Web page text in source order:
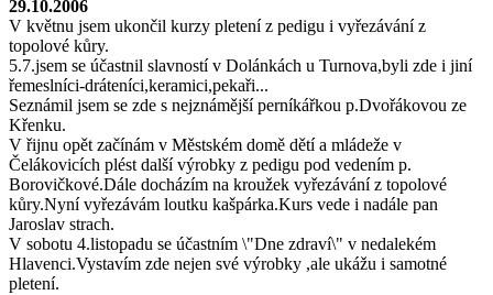
29.10.2006
V květnu jsem ukončil kurzy pletení z pedigu i vyřezávání z
topolové kůry.
5.7.jsem se účastnil slavností v Dolánkách u Turnova,byli zde i jiní
řemeslníci-dráteníci,keramici,pekaři...
Seznámil jsem se zde s nejznámější perníkářkou p.Dvořákovou ze
Křenku.
V řijnu opět začínám v Městském domě dětí a mládeže v
Čelákovicích plést další výrobky z pedigu pod vedením p.
Borovičkové.Dále docházím na kroužek vyřezávání z topolové
kůry.Nyní vyřezávám loutku kašpárka.Kurs vede i nadále pan
Jaroslav strach.
V sobotu 4.listopadu se účastním \"Dne zdraví\" v nedalekém
Hlavenci.Vystavím zde nejen své výrobky ,ale ukážu i samotné
pletení.